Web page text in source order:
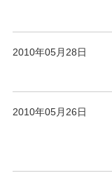
2010年05月28日
2010年05月26日